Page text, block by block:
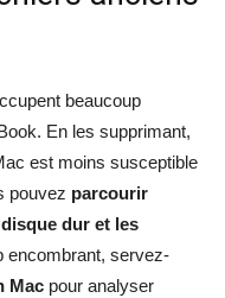
beaucoup
En les supprimant,
est moins susceptible
pouvez parcourir
dur et les
encombrant, servez-
Mac pour analyser